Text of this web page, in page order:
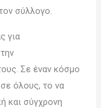
σύλλογο.
για
Σε έναν κόσμο
όλους, το να
και σύγχρονη